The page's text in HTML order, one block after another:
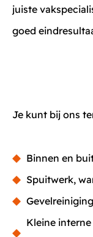
juiste
goed
Je kunt bij ons
Binnen en
Spuitwerk,
Gevelreiniging
Kleine